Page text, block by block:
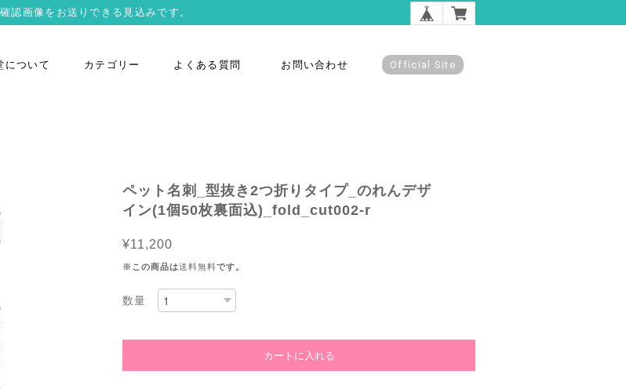
認画像をお送りできる見込みです。
について カテゴリー よくある質問 お問い合わせ Official Site
ペット名刺_型抜き2つ折りタイプ_のれんデザ
イン(1個50枚裏面込)_fold_cut002-r
¥11,200
※この商品は送料無料です。
数量